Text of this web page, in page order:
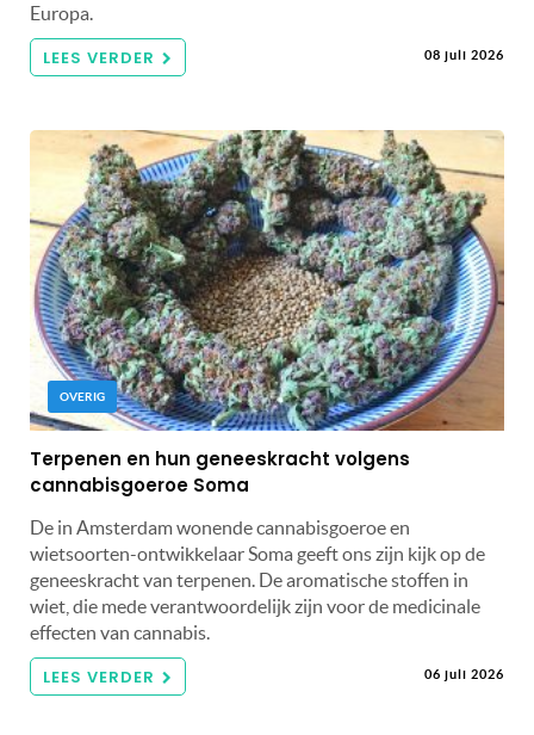
Europa.
LEES VERDER 08 juli 2026
OVERIG
Terpenen en hun geneeskracht volgens
cannabisgoeroe Soma
De in Amsterdam wonende cannabisgoeroe en
wietsoorten-ontwikkelaar Soma geeft ons zijn kijk op de
geneeskracht van terpenen. De aromatische stoffen in
wiet, die mede verantwoordelijk zijn voor de medicinale
effecten van cannabis.
LEES VERDER 06 juli 2026